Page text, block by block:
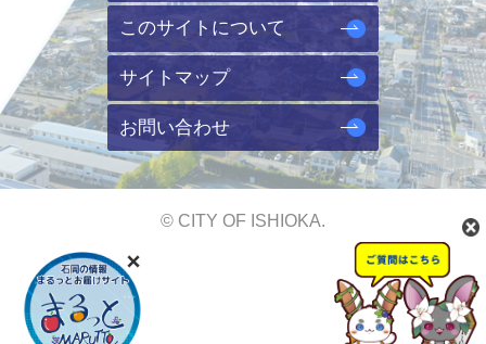
このサイトについて
サイトマップ
お問い合わせ
© CITY OF ISHIOKA.